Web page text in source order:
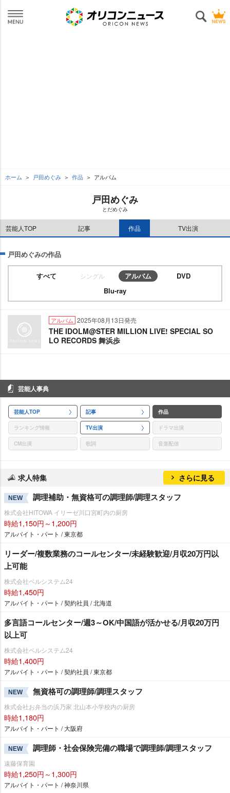
ホーム 戸田めぐみ 作品 アルバム
戸田めぐみ
とだめぐみ
芸能人TOP 記事 作品 TV出演
戸田めぐみの作品
すべて シングル アルバム
DVD
Blu-ray
アルバム 2025年08月13日発売
THE IDOLM@STER MILLION LIVE! SPECIAL SO
LO RECORDS 舞浜歩
芸能人事典
芸能人TOP 記事 作品
ランキング情報 TV出演 ドラマ出演
CM出演 歌詞 音楽配信
求人特集 さらに見る
NEW 調理補助・無資格可の調理師/調理スタッフ
株式会社HITOWA イリーゼ川口宮町内の厨房
時給1,150円～1,200円
アルバイト・パート / 東京都
リーダー/複数業務のコールセンター/未経験歓迎/月収20万円以
上可能
株式会社ベルシステム24
時給1,450円
アルバイト・パート / 契約社員 / 北海道
多言語コールセンター/週3～OK/中国語が活かせる/月収20万円
以上可
株式会社ベルシステム24
時給1,400円
アルバイト・パート / 契約社員 / 東京都
NEW 無資格可の調理師/調理スタッフ
株式会社お弁当の浜乃家 北山本小学校内の厨房
時給1,180円
アルバイト・パート / 大阪府
NEW 調理師・社会保険完備の職場で調理師/調理スタッフ
遠藤保育園
時給1,250円～1,300円
アルバイト・パート / 神奈川県